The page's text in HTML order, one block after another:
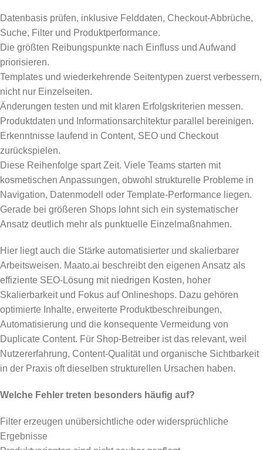
Datenbasis prüfen, inklusive Felddaten, Checkout-Abbrüche,
Suche, Filter und Produktperformance.
Die größten Reibungspunkte nach Einfluss und Aufwand
priorisieren.
Templates und wiederkehrende Seitentypen zuerst verbessern,
nicht nur Einzelseiten.
Änderungen testen und mit klaren Erfolgskriterien messen.
Produktdaten und Informationsarchitektur parallel bereinigen.
Erkenntnisse laufend in Content, SEO und Checkout
zurückspielen.
Diese Reihenfolge spart Zeit. Viele Teams starten mit
kosmetischen Anpassungen, obwohl strukturelle Probleme in
Navigation, Datenmodell oder Template-Performance liegen.
Gerade bei größeren Shops lohnt sich ein systematischer
Ansatz deutlich mehr als punktuelle Einzelmaßnahmen.
Hier liegt auch die Stärke automatisierter und skalierbarer
Arbeitsweisen. Maato.ai beschreibt den eigenen Ansatz als
effiziente SEO-Lösung mit niedrigen Kosten, hoher
Skalierbarkeit und Fokus auf Onlineshops. Dazu gehören
optimierte Inhalte, erweiterte Produktbeschreibungen,
Automatisierung und die konsequente Vermeidung von
Duplicate Content. Für Shop-Betreiber ist das relevant, weil
Nutzererfahrung, Content-Qualität und organische Sichtbarkeit
in der Praxis oft dieselben strukturellen Ursachen haben.
Welche Fehler treten besonders häufig auf?
Filter erzeugen unübersichtliche oder widersprüchliche
Ergebnisse